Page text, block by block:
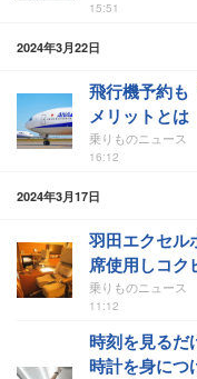
15:51
2024年3月22日
飛行機予約も
メリットとは
乗りものニュース
16:12
2024年3月17日
羽田エクセル
席使用しコク
乗りものニュース
11:12
時刻を見る
時計を身につ